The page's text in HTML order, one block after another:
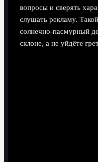
вопросы и сверять
слушать рекламу.
солнечно-пасмурный
склоне, а не уйдёте